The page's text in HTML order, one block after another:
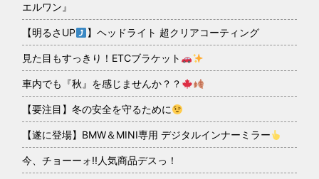
エルワン』
【明るさUP 】ヘッドライト 超クリアコーティング
見た目もすっきり！ETCブラケット
車内でも『秋』を感じませんか？？
【要注目】冬の安全を守るために
【遂に登場】BMW＆MINI専用 デジタルインナーミラー
今、チョーーォ!!人気商品デスっ！